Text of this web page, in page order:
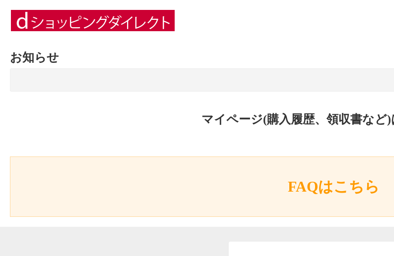
お知らせ
マイページ(購入履歴、領収書など)
FAQはこちら